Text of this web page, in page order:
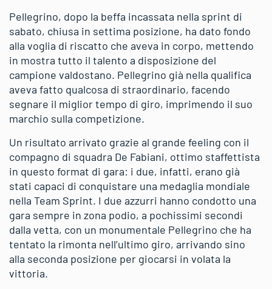
Pellegrino, dopo la beffa incassata nella sprint di
sabato, chiusa in settima posizione, ha dato fondo
alla voglia di riscatto che aveva in corpo, mettendo
in mostra tutto il talento a disposizione del
campione valdostano. Pellegrino già nella qualifica
aveva fatto qualcosa di straordinario, facendo
segnare il miglior tempo di giro, imprimendo il suo
marchio sulla competizione.
Un risultato arrivato grazie al grande feeling con il
compagno di squadra De Fabiani, ottimo staffettista
in questo format di gara: i due, infatti, erano già
stati capaci di conquistare una medaglia mondiale
nella Team Sprint. I due azzurri hanno condotto una
gara sempre in zona podio, a pochissimi secondi
dalla vetta, con un monumentale Pellegrino che ha
tentato la rimonta nell’ultimo giro, arrivando sino
alla seconda posizione per giocarsi in volata la
vittoria.